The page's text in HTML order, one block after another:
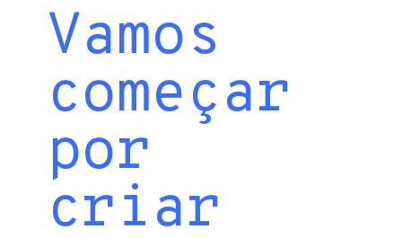
Vamos
começar
por
criar